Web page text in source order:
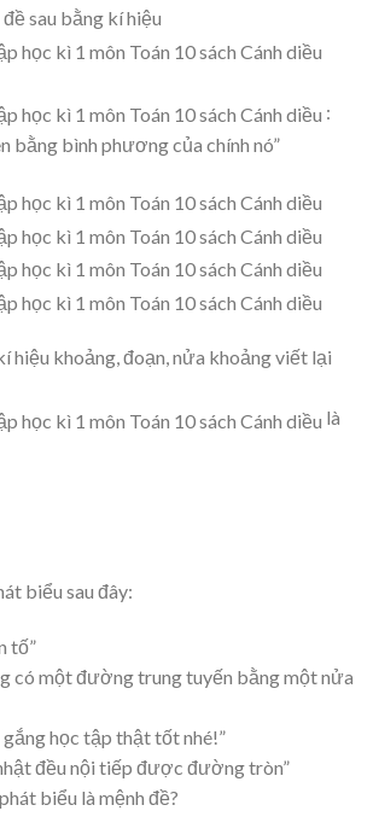
sau bằng kí hiệu
:
bằng bình phương của chính nó”
hiệu khoảng, đoạn, nửa khoảng viết lại
là
biểu sau đây:
tố”
có một đường trung tuyến bằng một nửa
gắng học tập thật tốt nhé!”
đều nội tiếp được đường tròn”
biểu là mệnh đề?